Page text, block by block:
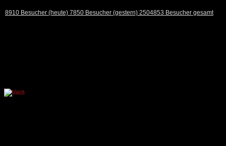
8910 Besucher (heute) 7850 Besucher (gestern) 2504853 Besucher gesamt